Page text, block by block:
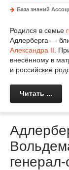
База знаний
Родился в семье
Адлерберга —
Александра II .
внесённому в
и российские
Читать ...